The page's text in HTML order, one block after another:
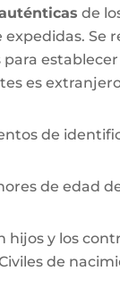
de
expedidas. Se
es
de
de edad
hijos y los
de